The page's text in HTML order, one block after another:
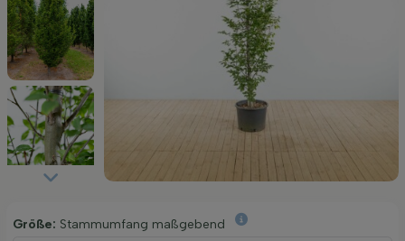
Größe: Stammumfang maßgebend